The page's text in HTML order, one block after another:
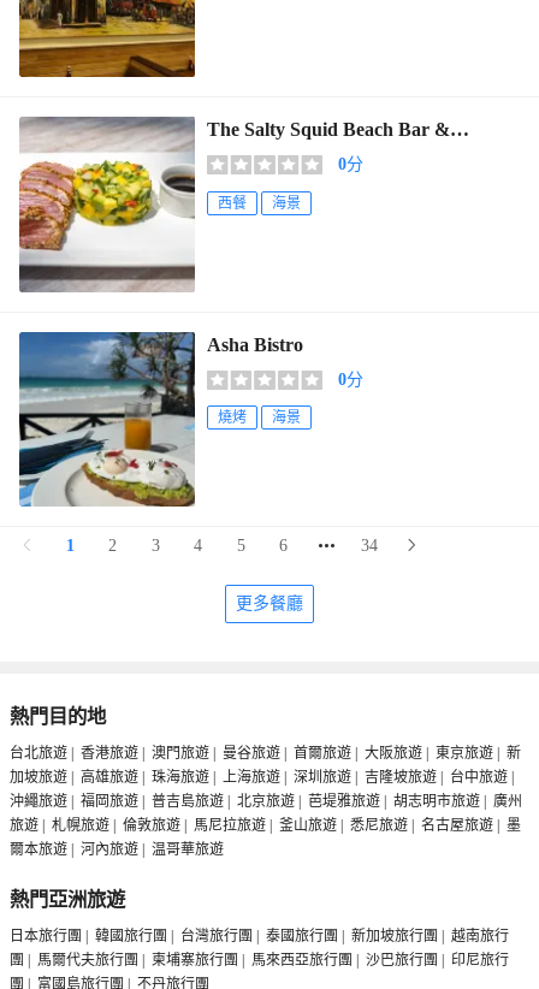
The Salty Squid Beach Bar &
Restaurant
0分
西餐 海景
Asha Bistro
0分
燒烤 海景
1 2 3 4 5 6 34
更多餐廳
熱門目的地
台北旅遊 香港旅遊 澳門旅遊 曼谷旅遊 首爾旅遊 大阪旅遊 東京旅遊
新
加坡旅遊
高雄旅遊 珠海旅遊 上海旅遊 深圳旅遊 吉隆坡旅遊 台中旅遊
沖繩旅遊
福岡旅遊 普吉島旅遊 北京旅遊 芭堤雅旅遊 胡志明市旅遊
廣州
旅遊
札幌旅遊 倫敦旅遊 馬尼拉旅遊 釜山旅遊 悉尼旅遊 名古屋旅遊
墨
爾本旅遊
河內旅遊 温哥華旅遊
熱門亞洲旅遊
日本旅行團 韓國旅行團 台灣旅行團 泰國旅行團 新加坡旅行團
越南旅行
團
馬爾代夫旅行團 柬埔寨旅行團 馬來西亞旅行團 沙巴旅行團
印尼旅行
團
富國島旅行團 不丹旅行團